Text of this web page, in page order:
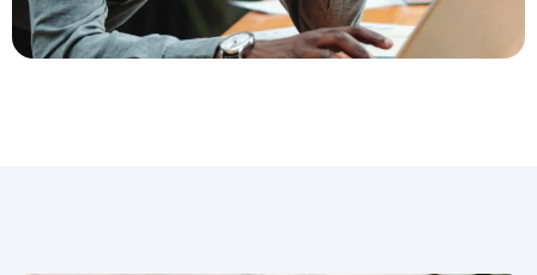
L'IMPORTANCE À VOTRE VIE
PRIVÉE